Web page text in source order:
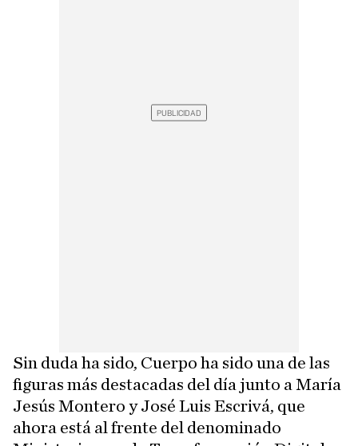
Sin duda ha sido, Cuerpo ha sido una de las
figuras más destacadas del día junto a María
Jesús Montero y José Luis Escrivá, que
ahora está al frente del denominado